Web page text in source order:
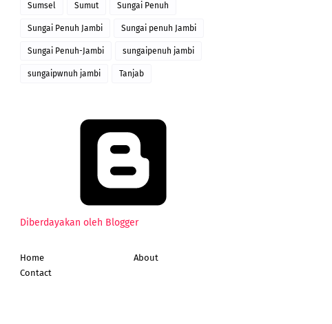
Sumsel Sumut Sungai Penuh
Sungai Penuh Jambi Sungai penuh Jambi
Sungai Penuh-Jambi sungaipenuh jambi
sungaipwnuh jambi Tanjab
Diberdayakan oleh Blogger
Home
About
Contact